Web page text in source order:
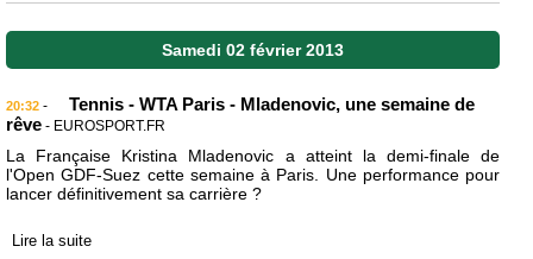
Samedi 02 février 2013
20:32 -
Tennis - WTA Paris - Mladenovic, une semaine de
rêve - EUROSPORT.FR
La Française Kristina Mladenovic a atteint la demi-finale de
l'Open GDF-Suez cette semaine à Paris. Une performance pour
lancer définitivement sa carrière ?
Lire la suite